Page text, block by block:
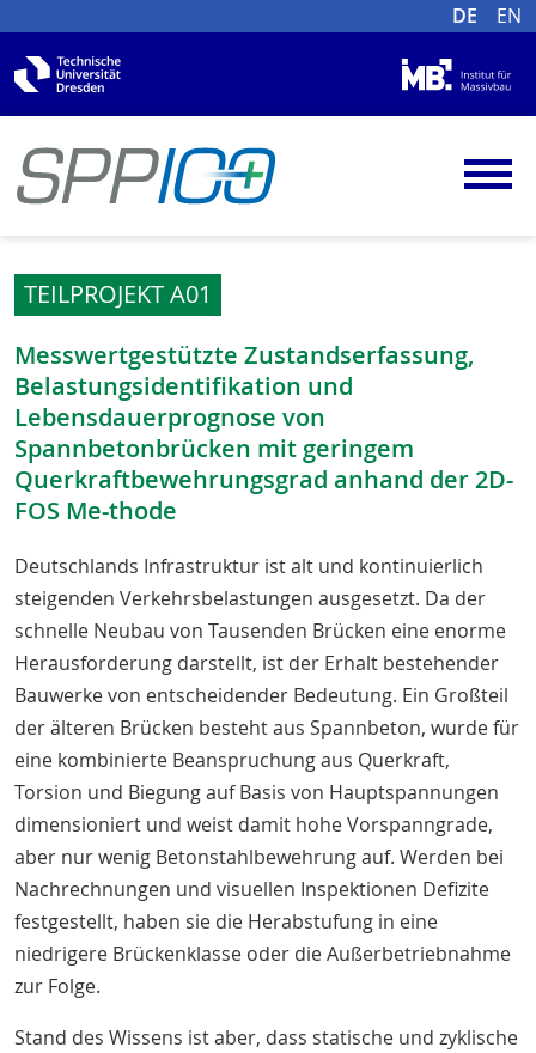
DE EN
TEILPROJEKT A01
Messwertgestützte Zustandserfassung,
Belastungsidentifikation und
Lebensdauerprognose von
Spannbetonbrücken mit geringem
Querkraftbewehrungsgrad anhand der 2D-
FOS Me-thode
Deutschlands Infrastruktur ist alt und kontinuierlich
steigenden Verkehrsbelastungen ausgesetzt. Da der
schnelle Neubau von Tausenden Brücken eine enorme
Herausforderung darstellt, ist der Erhalt bestehender
Bauwerke von entscheidender Bedeutung. Ein Großteil
der älteren Brücken besteht aus Spannbeton, wurde für
eine kombinierte Beanspruchung aus Querkraft,
Torsion und Biegung auf Basis von Hauptspannungen
dimensioniert und weist damit hohe Vorspanngrade,
aber nur wenig Betonstahlbewehrung auf. Werden bei
Nachrechnungen und visuellen Inspektionen Defizite
festgestellt, haben sie die Herabstufung in eine
niedrigere Brückenklasse oder die Außerbetriebnahme
zur Folge.
Stand des Wissens ist aber, dass statische und zyklische